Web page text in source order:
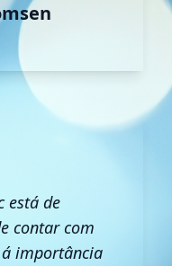
está de
contar com
importância